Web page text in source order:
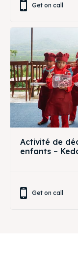
Get on call
Activité de
enfants –
Get on call